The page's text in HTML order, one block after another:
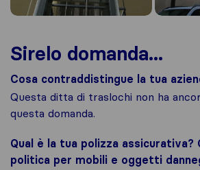
Sirelo domanda...
Cosa contraddistingue la tua
Questa ditta di traslochi non ha
questa domanda.
Qual è la tua polizza assicurativa?
politica per mobili e oggetti